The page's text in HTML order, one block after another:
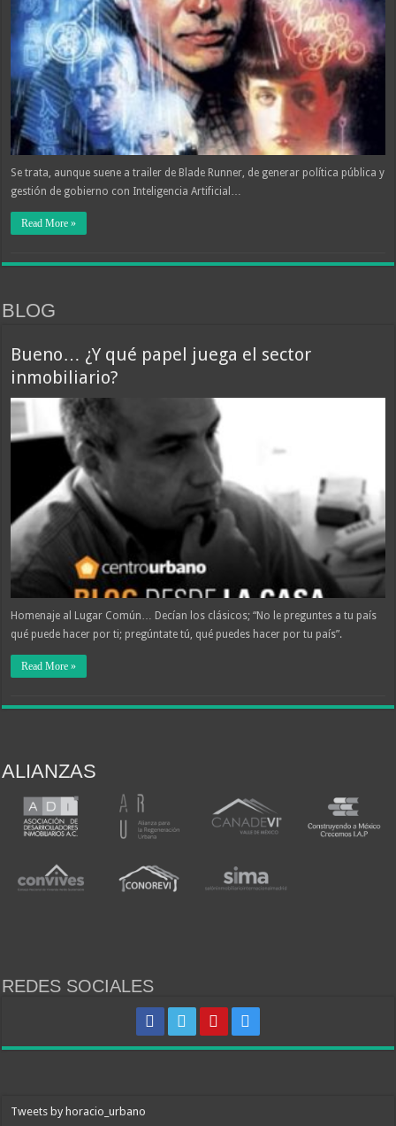
Se trata, aunque suene a trailer de Blade Runner, de generar política pública y
gestión de gobierno con Inteligencia Artificial…
Read More »
BLOG
Bueno… ¿Y qué papel juega el sector
inmobiliario?
Homenaje al Lugar Común… Decían los clásicos; “No le preguntes a tu país
qué puede hacer por ti; pregúntate tú, qué puedes hacer por tu país”.
Read More »
ALIANZAS
REDES SOCIALES
Tweets by horacio_urbano